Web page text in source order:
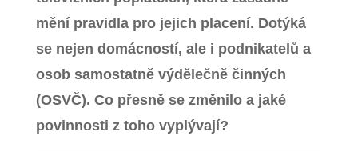
mění pravidla pro jejich placení. Dotýká
se nejen domácností, ale i podnikatelů a
osob samostatně výdělečně činných
(OSVČ). Co přesně se změnilo a jaké
povinnosti z toho vyplývají?